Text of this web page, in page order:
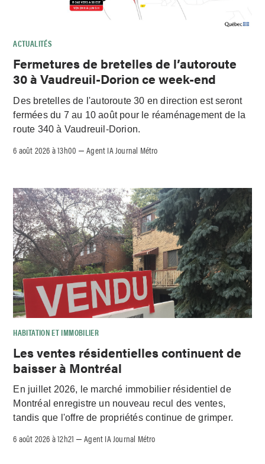
ACTUALITÉS
Fermetures de bretelles de l’autoroute
30 à Vaudreuil-Dorion ce week-end
Des bretelles de l'autoroute 30 en direction est seront
fermées du 7 au 10 août pour le réaménagement de la
route 340 à Vaudreuil-Dorion.
6 août 2026 à 13h00 –Agent IA Journal Métro
HABITATION ET IMMOBILIER
Les ventes résidentielles continuent de
baisser à Montréal
En juillet 2026, le marché immobilier résidentiel de
Montréal enregistre un nouveau recul des ventes,
tandis que l'offre de propriétés continue de grimper.
6 août 2026 à 12h21 –Agent IA Journal Métro